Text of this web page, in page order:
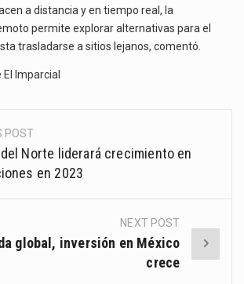
a distancia y en tiempo real, la
permite explorar alternativas para el
trasladarse a sitios lejanos, comentó.
El Imparcial
POST
Norte liderará crecimiento en
en 2023
NEXT POST
global, inversión en México
crece